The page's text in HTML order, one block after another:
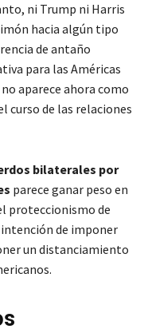
ni Trump ni Harris
hacia algún tipo
de antaño
para las Américas
aparece ahora como
curso de las relaciones
bilaterales por
parece ganar peso en
proteccionismo de
de imponer
un distanciamiento